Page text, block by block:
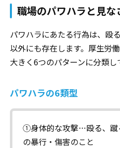
職場のパワハラと見な
パワハラにあたる行為は、殴
以外にも存在します。厚生労
大きく6つのパターンに分類し
パワハラの6類型
①身体的な攻撃…殴る、蹴
の暴行・傷害のこと